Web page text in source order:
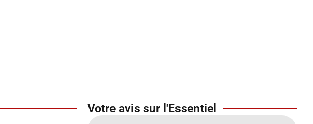
Votre avis sur l'Essentiel